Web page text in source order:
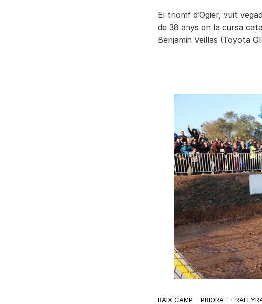
El triomf d’Ogier, vuit
de 38 anys en la cursa
Benjamin Veillas (Toyota
BAIX CAMP PRIORAT